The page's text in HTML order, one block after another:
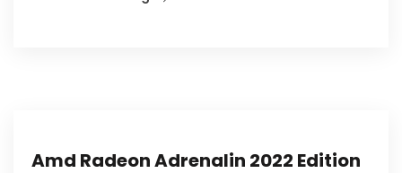
Amd Radeon Adrenalin 2022 Edition